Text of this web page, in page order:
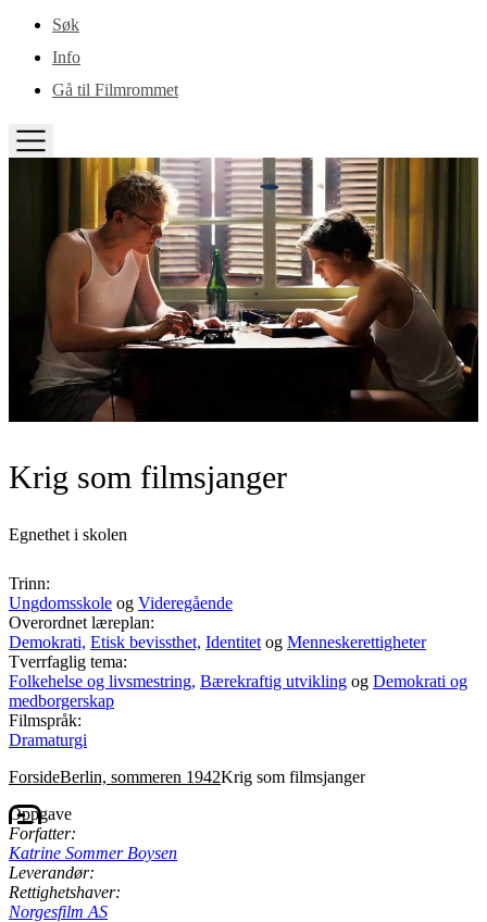
Gå til hovedinnhold
Søk
Info
Gå til Filmrommet
Krig som filmsjanger
Egnethet i skolen
Trinn:
Ungdomsskole og Videregående
Overordnet læreplan:
Demokrati, Etisk bevissthet, Identitet og Menneskerettigheter
Tverrfaglig tema:
Folkehelse og livsmestring, Bærekraftig utvikling og Demokrati og
medborgerskap
Filmspråk:
Dramaturgi
ForsideBerlin, sommeren 1942Krig som filmsjanger
Oppgave
Forfatter:
Katrine Sommer Boysen
Leverandør:
Rettighetshaver:
Norgesfilm AS